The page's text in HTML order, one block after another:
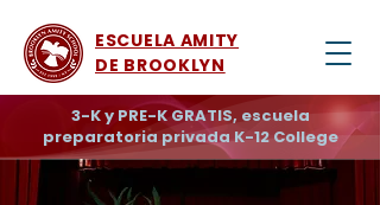
ESCUELA AMITY
DE BROOKLYN
3-K y PRE-K GRATIS, escuela
preparatoria privada K-12 College